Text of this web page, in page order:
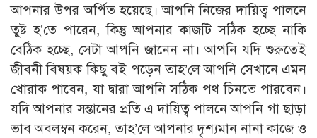
আপনার উপর অর্পিত হয়েছে। আপনি নিজের দায়িত্ব পালনে
তুষ্ট হ’তে পারেন, কিন্তু আপনার কাজটি সঠিক হচ্ছে নাকি
বেঠিক হচ্ছে, সেটা আপনি জানেন না। আপনি যদি শুরুতেই
জীবনী বিষয়ক কিছু বই পড়েন তাহ’লে আপনি সেখানে এমন
খোরাক পাবেন, যা দ্বারা আপনি সঠিক পথ চিনতে পারবেন।
যদি আপনার সন্তানের প্রতি এ দায়িত্ব পালনে আপনি গা ছাড়া
ভাব অবলম্বন করেন, তাহ’লে আপনার দৃশ্যমান নানা কাজে ও